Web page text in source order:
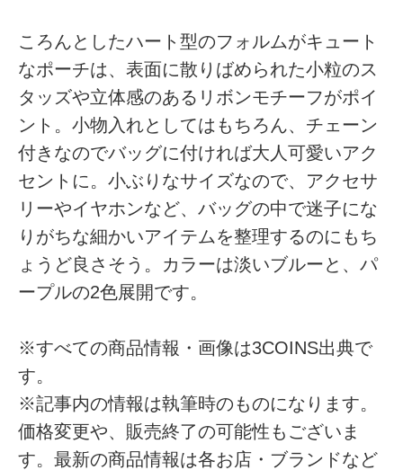
ころんとしたハート型のフォルムがキュート
なポーチは、表面に散りばめられた小粒のス
タッズや立体感のあるリボンモチーフがポイ
ント。小物入れとしてはもちろん、チェーン
付きなのでバッグに付ければ大人可愛いアク
セントに。小ぶりなサイズなので、アクセサ
リーやイヤホンなど、バッグの中で迷子にな
りがちな細かいアイテムを整理するのにもち
ょうど良さそう。カラーは淡いブルーと、パ
ープルの2色展開です。
※すべての商品情報・画像は3COINS出典で
す。
※記事内の情報は執筆時のものになります。
価格変更や、販売終了の可能性もございま
す。最新の商品情報は各お店・ブランドなど